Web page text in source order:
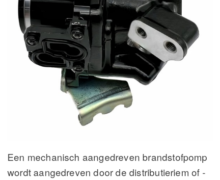
Een mechanisch aangedreven brandstofpomp
wordt aangedreven door de distributieriem of -